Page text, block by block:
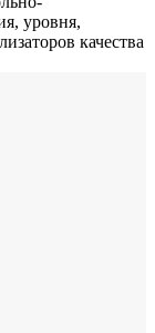
уровня,
качества